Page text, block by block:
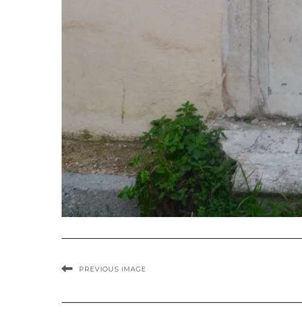
PREVIOUS IMAGE